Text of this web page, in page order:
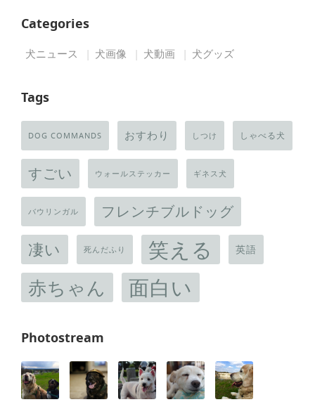
Categories
犬ニュース 犬画像 犬動画 犬グッズ
Tags
DOG COMMANDS おすわり しつけ しゃべる犬
すごい ウォールステッカー ギネス犬
バウリンガル フレンチブルドッグ
凄い 死んだふり 笑える 英語
赤ちゃん 面白い
Photostream